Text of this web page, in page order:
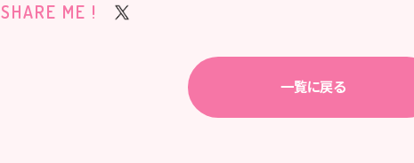
SHARE ME !
一覧に戻る